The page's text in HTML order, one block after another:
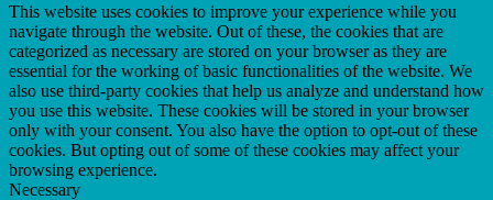
This website uses cookies to improve your experience while you
navigate through the website. Out of these, the cookies that are
categorized as necessary are stored on your browser as they are
essential for the working of basic functionalities of the website. We
also use third-party cookies that help us analyze and understand how
you use this website. These cookies will be stored in your browser
only with your consent. You also have the option to opt-out of these
cookies. But opting out of some of these cookies may affect your
browsing experience.
Necessary